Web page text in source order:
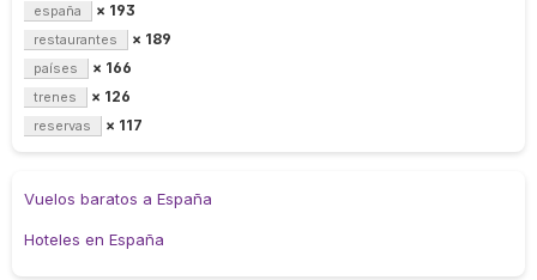
españa × 193
restaurantes × 189
países × 166
trenes × 126
reservas × 117
Vuelos baratos a España
Hoteles en España